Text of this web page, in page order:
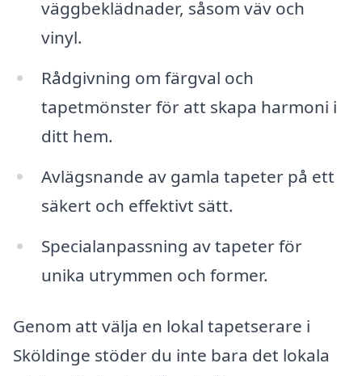
väggbeklädnader, såsom väv och
vinyl.
Rådgivning om färgval och
tapetmönster för att skapa harmoni i
ditt hem.
Avlägsnande av gamla tapeter på ett
säkert och effektivt sätt.
Specialanpassning av tapeter för
unika utrymmen och former.
Genom att välja en lokal tapetserare i
Sköldinge stöder du inte bara det lokala